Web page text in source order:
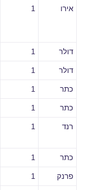
אירו 1
דולר 1
דולר 1
כתר 1
כתר 1
רנד 1
כתר 1
פרנק 1